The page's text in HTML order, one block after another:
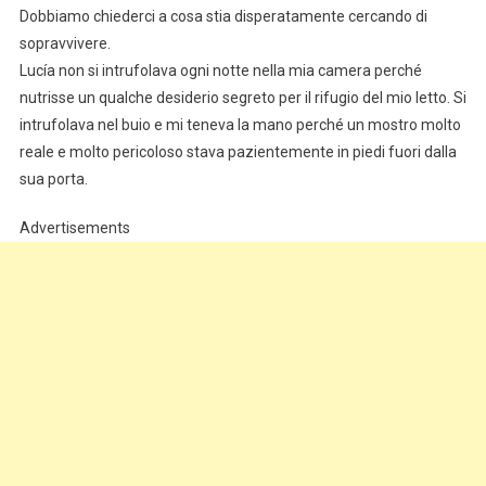
Dobbiamo chiederci a cosa stia disperatamente cercando di
sopravvivere.
Lucía non si intrufolava ogni notte nella mia camera perché
nutrisse un qualche desiderio segreto per il rifugio del mio letto. Si
intrufolava nel buio e mi teneva la mano perché un mostro molto
reale e molto pericoloso stava pazientemente in piedi fuori dalla
sua porta.
Advertisements